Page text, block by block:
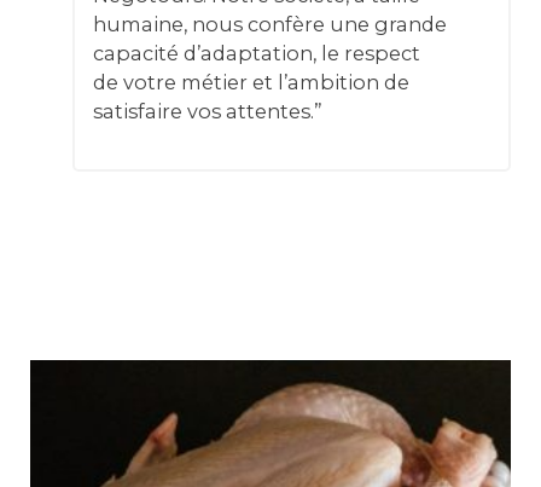
humaine, nous confère une grande
capacité d’adaptation, le respect
de votre métier et l’ambition de
satisfaire vos attentes.”